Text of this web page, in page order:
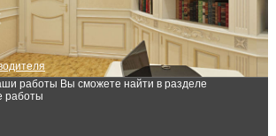
работы
работы Вы сможете найти в разделе
работы